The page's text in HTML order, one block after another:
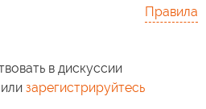
Правила
в дискуссии
зарегистрируйтесь